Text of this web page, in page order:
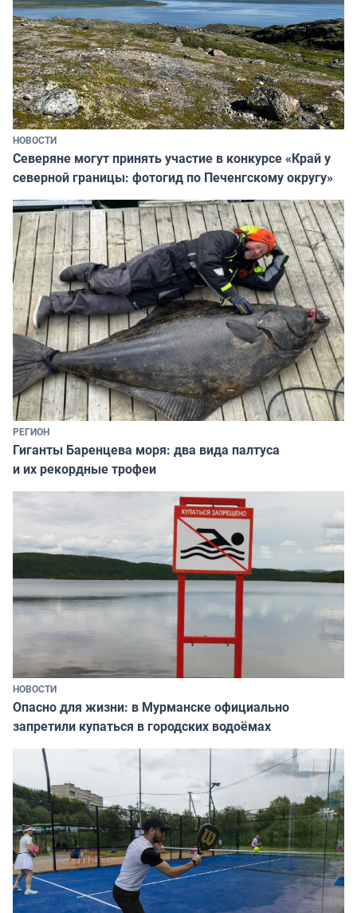
НОВОСТИ
Северяне могут принять участие в конкурсе «Край у
северной границы: фотогид по Печенгскому округу»
РЕГИОН
Гиганты Баренцева моря: два вида палтуса
и их рекордные трофеи
НОВОСТИ
Опасно для жизни: в Мурманске официально
запретили купаться в городских водоёмах